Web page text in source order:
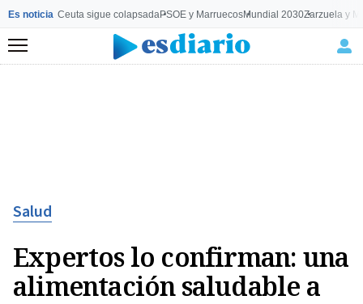
Es noticia Ceuta sigue colapsadaPSOE y MarruecosMundial 2030Zarzuela y
Menú
Salud
Expertos lo confirman: una
alimentación saludable a